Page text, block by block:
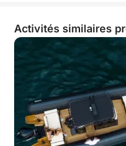
Activités similaires